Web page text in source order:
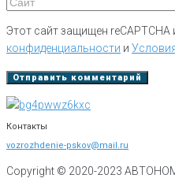
Этот сайт защищен
конфиденциальности и
Контакты
vozrozhdenie-pskov@mail.ru
Copyright © 2020-2023